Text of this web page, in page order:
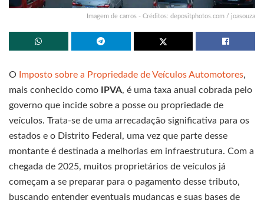
Imagem de carros - Créditos: depositphotos.com / joasouza
O Imposto sobre a Propriedade de Veículos Automotores,
mais conhecido como
IPVA, é uma taxa anual cobrada pelo
governo que incide sobre a posse ou propriedade de
veículos. Trata-se de uma arrecadação significativa para os
estados e o Distrito Federal, uma vez que parte desse
montante é destinada a melhorias em infraestrutura. Com a
chegada de 2025, muitos proprietários de veículos já
começam a se preparar para o pagamento desse tributo,
buscando entender eventuais mudanças e suas bases de